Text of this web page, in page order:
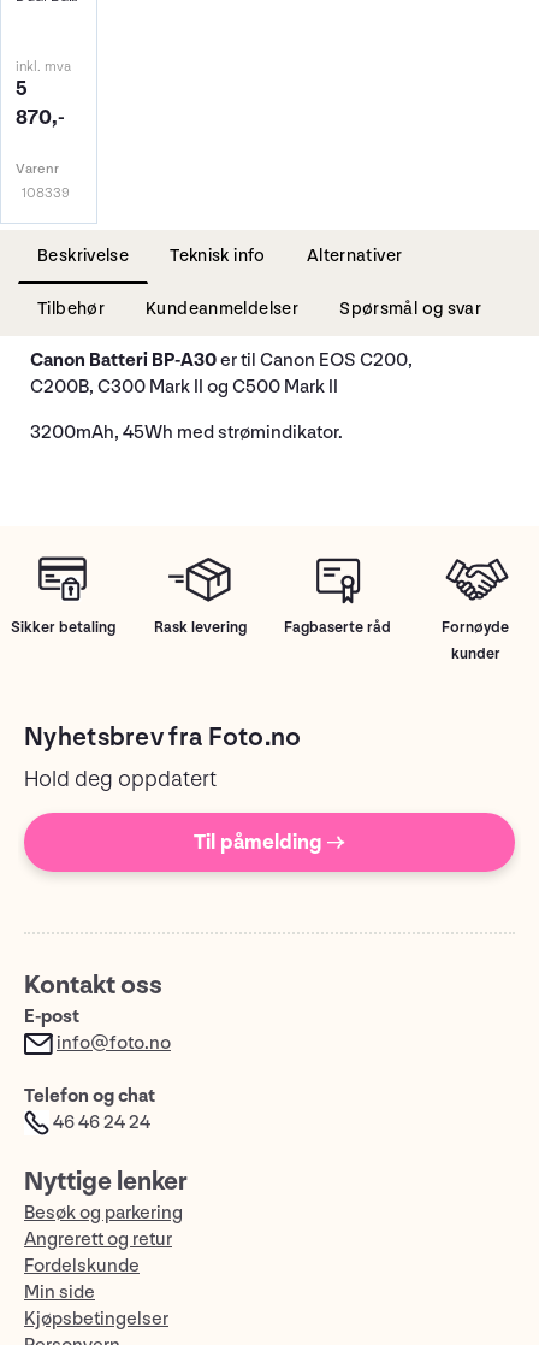
inkl. mva
5
870,-
Varenr
108339
Beskrivelse Teknisk info Alternativer
Tilbehør Kundeanmeldelser Spørsmål og svar
Canon Batteri BP-A30er til Canon EOS C200,
C200B, C300 Mark II og C500 Mark II
3200mAh, 45Wh med strømindikator.
Sikker betaling Rask levering Fagbaserte råd
Fornøyde
kunder
Nyhetsbrev fra Foto.no
Hold deg oppdatert
Til påmelding →
Kontakt oss
E-post
info@foto.no
Telefon og chat
46 46 24 24
Nyttige lenker
Besøk og parkering
Angrerett og retur
Fordelskunde
Min side
Kjøpsbetingelser